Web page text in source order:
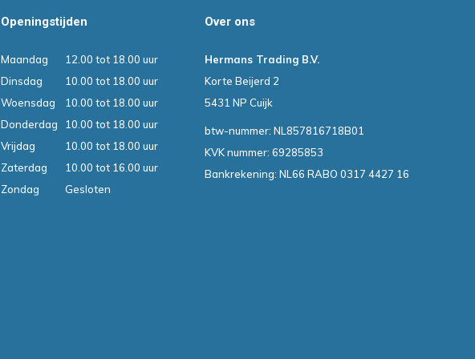
Openingstijden
Maandag
12.00 tot 18.00 uur
Dinsdag
10.00 tot 18.00 uur
Woensdag
10.00 tot 18.00 uur
Donderdag
10.00 tot 18.00 uur
Vrijdag
10.00 tot 18.00 uur
Zaterdag
10.00 tot 16.00 uur
Zondag
Gesloten
Over ons
Hermans Trading B.V.
Korte Beijerd 2
5431 NP Cuijk
btw-nummer: NL857816718B01
KVK nummer: 69285853
Bankrekening: NL66 RABO 0317 4427 16